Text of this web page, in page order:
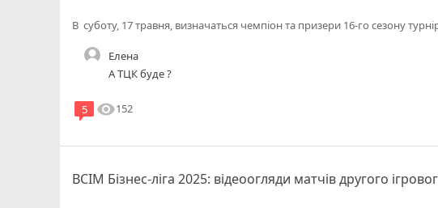
В суботу, 17 травня, визначаться чемпіон та призери 16-го сезону
Елена
А ТЦК буде ?
5 visibility152
ВСІМ Бізнес-ліга 2025: відеоогляди матчів другого